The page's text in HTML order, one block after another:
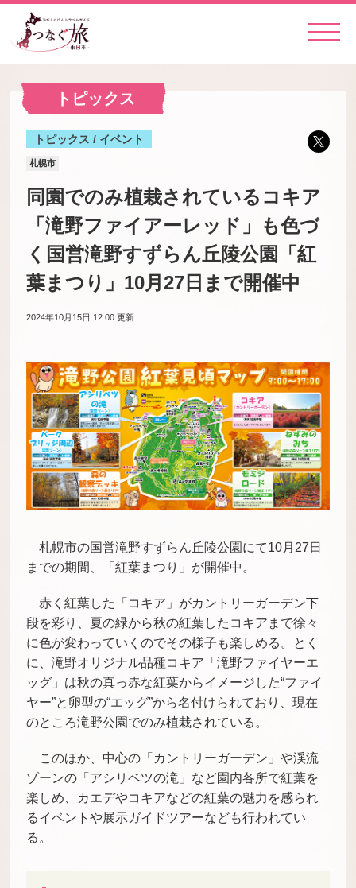
トピックス
トピックス / イベント
札幌市
同園でのみ植栽されているコキア
「滝野ファイアーレッド」も色づ
く国営滝野すずらん丘陵公園「紅
葉まつり」10月27日まで開催中
2024年10月15日 12:00 更新
札幌市の国営滝野すずらん丘陵公園にて10月27日
までの期間、「紅葉まつり」が開催中。
赤く紅葉した「コキア」がカントリーガーデン下
段を彩り、夏の緑から秋の紅葉したコキアまで徐々
に色が変わっていくのでその様子も楽しめる。とく
に、滝野オリジナル品種コキア「滝野ファイヤーエ
ッグ」は秋の真っ赤な紅葉からイメージした“ファイ
ヤー”と卵型の“エッグ”から名付けられており、現在
のところ滝野公園でのみ植栽されている。
このほか、中心の「カントリーガーデン」や渓流
ゾーンの「アシリベツの滝」など園内各所で紅葉を
楽しめ、カエデやコキアなどの紅葉の魅力を感られ
るイベントや展示ガイドツアーなども行われてい
る。